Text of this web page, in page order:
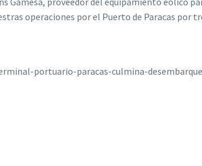
operaciones por el Puerto de Paracas por
portuario-paracas-culmina-